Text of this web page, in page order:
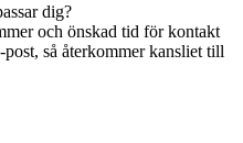
dig?
och önskad tid för kontakt
så återkommer kansliet till